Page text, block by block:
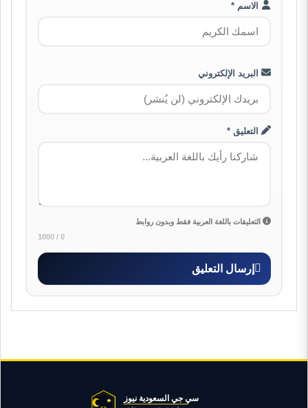
الاسم *
البريد الإلكتروني
التعليق *
التعليقات باللغة العربية فقط وبدون روابط
0 / 1000
إرسال التعليق